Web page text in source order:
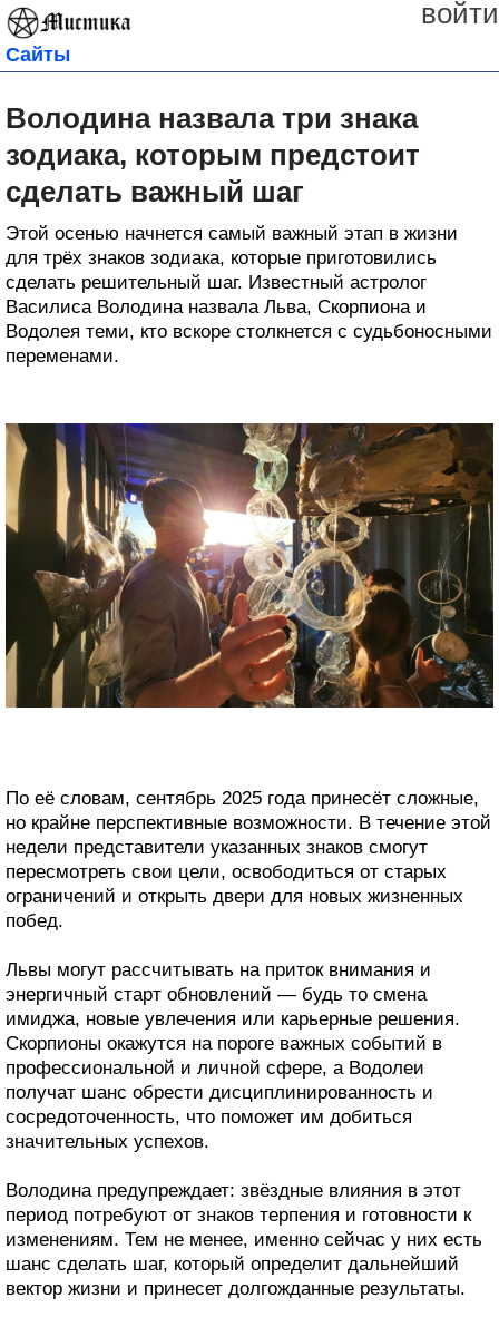
войти
Сайты
Володина назвала три знака
зодиака, которым предстоит
сделать важный шаг
Этой осенью начнется самый важный этап в жизни
для трёх знаков зодиака, которые приготовились
сделать решительный шаг. Известный астролог
Василиса Володина назвала Льва, Скорпиона и
Водолея теми, кто вскоре столкнется с судьбоносными
переменами.
По её словам, сентябрь 2025 года принесёт сложные,
но крайне перспективные возможности. В течение этой
недели представители указанных знаков смогут
пересмотреть свои цели, освободиться от старых
ограничений и открыть двери для новых жизненных
побед.
Львы могут рассчитывать на приток внимания и
энергичный старт обновлений — будь то смена
имиджа, новые увлечения или карьерные решения.
Скорпионы окажутся на пороге важных событий в
профессиональной и личной сфере, а Водолеи
получат шанс обрести дисциплинированность и
сосредоточенность, что поможет им добиться
значительных успехов.
Володина предупреждает: звёздные влияния в этот
период потребуют от знаков терпения и готовности к
изменениям. Тем не менее, именно сейчас у них есть
шанс сделать шаг, который определит дальнейший
вектор жизни и принесет долгожданные результаты.